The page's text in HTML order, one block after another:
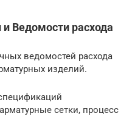
Ведомости расхода
ведомостей расхода
изделий.
сетки, процесс